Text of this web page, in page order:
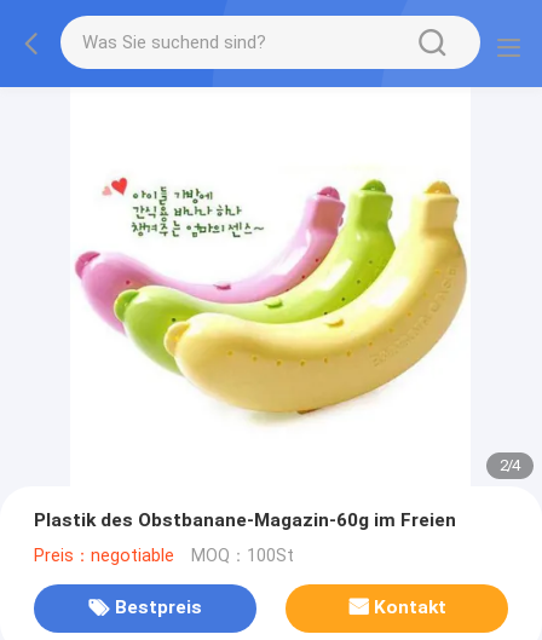
2/4
Plastik des Obstbanane-Magazin-60g im Freien
Preis：negotiable MOQ：100St
Bestpreis Kontakt